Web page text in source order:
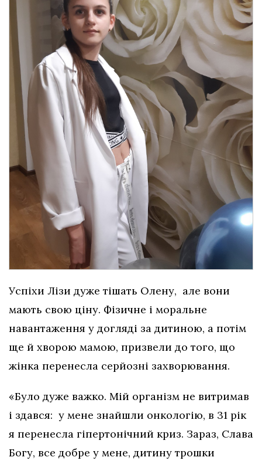
Успіхи Лізи дуже тішать Олену, але вони
мають свою ціну. Фізичне і моральне
навантаження у догляді за дитиною, а потім
ще й хворою мамою, призвели до того, що
жінка перенесла серйозні захворювання.
«Було дуже важко. Мій організм не витримав
і здався: у мене знайшли онкологію, в 31 рік
я перенесла гіпертонічний криз. Зараз, Слава
Богу, все добре у мене, дитину трошки